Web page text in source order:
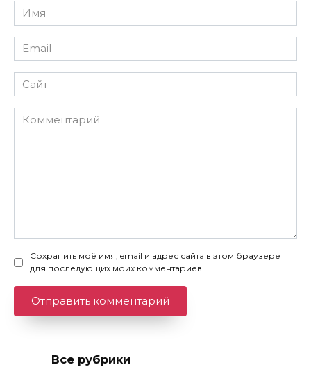
Имя
*
Email
*
Сайт
Комментарий
Сохранить моё имя, email и адрес сайта в этом браузере
для последующих моих комментариев.
Все рубрики